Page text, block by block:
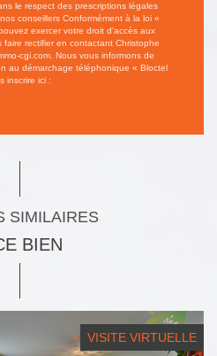
le respect des prescriptions légales
conseillers Conformément à la loi «
exercer votre droit d'accès aux
rectifier en contactant Christophe
cgi.com. Nous vous informons de
au démarchage téléphonique « Bloctel
inscrire ici :
SIMILAIRES
BIEN
VISITE VIRTUELLE